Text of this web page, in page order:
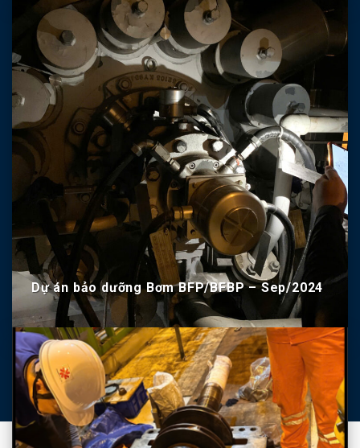
Dự án bảo dưỡng Bơm BFP/BFBP – Sep/2024